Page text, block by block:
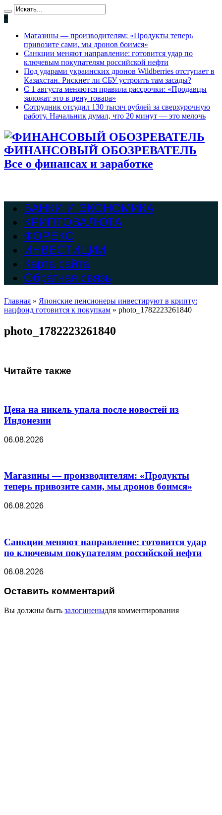
*
Магазины — производителям: «Продукты теперь
привозите сами, мы дронов боимся»
Санкции меняют направление: готовится удар по
ключевым покупателям российской нефти
Под ударами украинских дронов Wildberries отступает в
Казахстан. Рискнет ли СБУ устроить там засады?
С 1 августа меняются правила рассрочки: «Продавцы
заложат это в цену товара»
Сотрудник отсудил 130 тысяч рублей за сверхурочную
работу. Начальник думал, что 20 минут — это мелочь
ФИНАНСОВЫЙ ОБОЗРЕВАТЕЛЬ
Все о финансах и заработке
БАНКИ И ЭКОНОМИКА
КРИПТОВАЛЮТА
ФОРЕКС
ИНВЕСТИЦИИ
Карта сайта
Обратная связь
Главная » Японские пенсионеры инвестируют в крипту:
нацфонд готовится к покупкам » photo_1782223261840
photo_1782223261840
Читайте также
Цена на никель упала после новостей из
Индонезии
06.08.2026
Магазины — производителям: «Продукты
теперь привозите сами, мы дронов боимся»
06.08.2026
Санкции меняют направление: готовится удар
по ключевым покупателям российской нефти
06.08.2026
Оставить комментарий
Вы должны быть залогиненыдля комментирования